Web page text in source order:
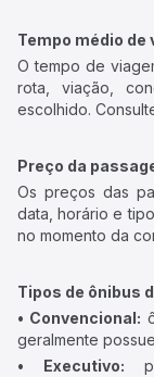
Tempo médio de
O tempo de
rota, viação,
escolhido.
Preço da
Os preços das
data, horário e
no momento da
Tipos de ônibus
• Convencional:
geralmente
• Executivo: